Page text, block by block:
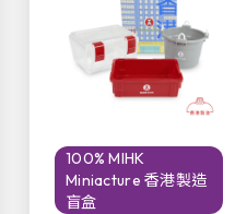
100% MIHK
Miniacture 香港製造
盲盒